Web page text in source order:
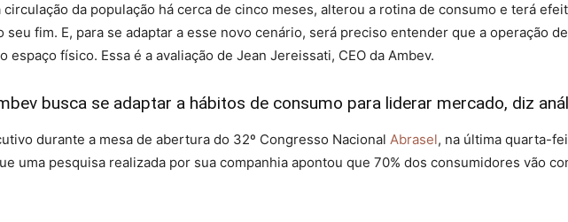
da população há cerca de cinco meses, alterou a rotina de consumo e terá
fim. E, para se adaptar a esse novo cenário, será preciso entender que a operação
físico. Essa é a avaliação de Jean Jereissati, CEO da Ambev.
busca se adaptar a hábitos de consumo para liderar mercado, diz
durante a mesa de abertura do 32º Congresso Nacional Abrasel, na última quarta-
uma pesquisa realizada por sua companhia apontou que 70% dos consumidores vão